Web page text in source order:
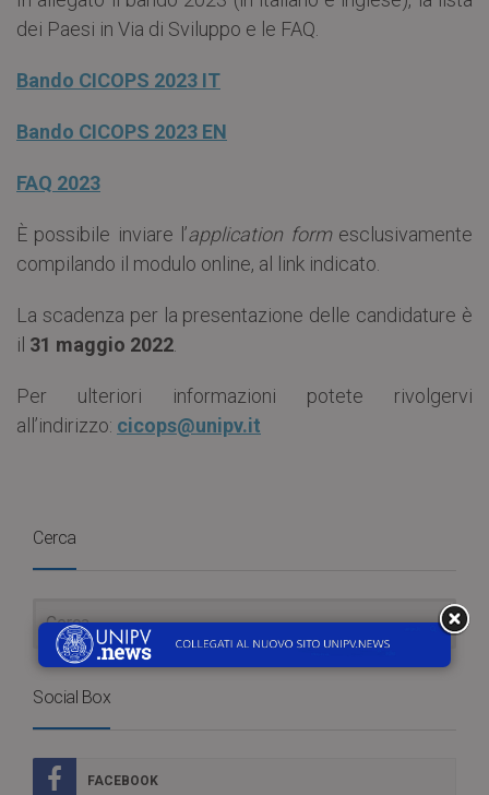
dei Paesi in Via di Sviluppo e le FAQ.
Bando CICOPS 2023 IT
Bando CICOPS 2023 EN
FAQ 2023
È possibile inviare l’application formesclusivamente
compilando il modulo online, al link indicato.
La scadenza per la presentazione delle candidature è
il 31 maggio 2022
Per ulteriori informazioni potete rivolgervi
all’indirizzo: cicops@unipv.it
Cerca
Social Box
FACEBOOK